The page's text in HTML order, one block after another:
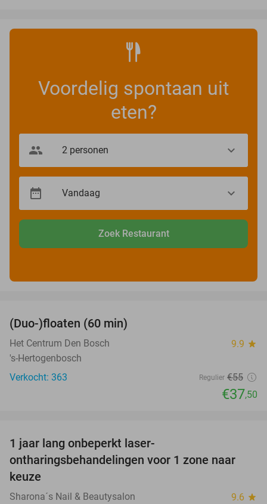
Voordelig spontaan uit
eten?
Zoek Restaurant
(Duo-)floaten (60 min)
Het Centrum Den Bosch 9.9 star
's-Hertogenbosch
Verkocht: 363
Regulier €55
€37,50
1 jaar lang onbeperkt laser-
ontharingsbehandelingen voor 1 zone naar
keuze
Sharona´s Nail & Beautysalon 9.6 star